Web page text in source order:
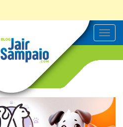
T
o
v
g